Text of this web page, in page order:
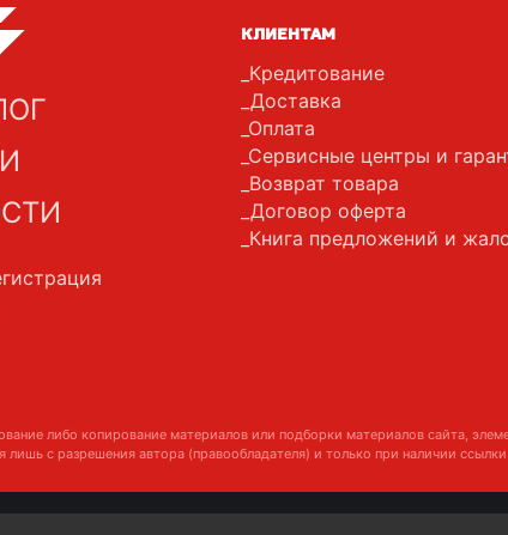
КЛИЕНТАМ
Кредитование
Доставка
Оплата
Сервисные центры и
Возврат товара
Договор оферта
Книга предложений и
либо копирование материалов или подборки материалов сайта,
лишь с разрешения автора (правообладателя) и только при наличии